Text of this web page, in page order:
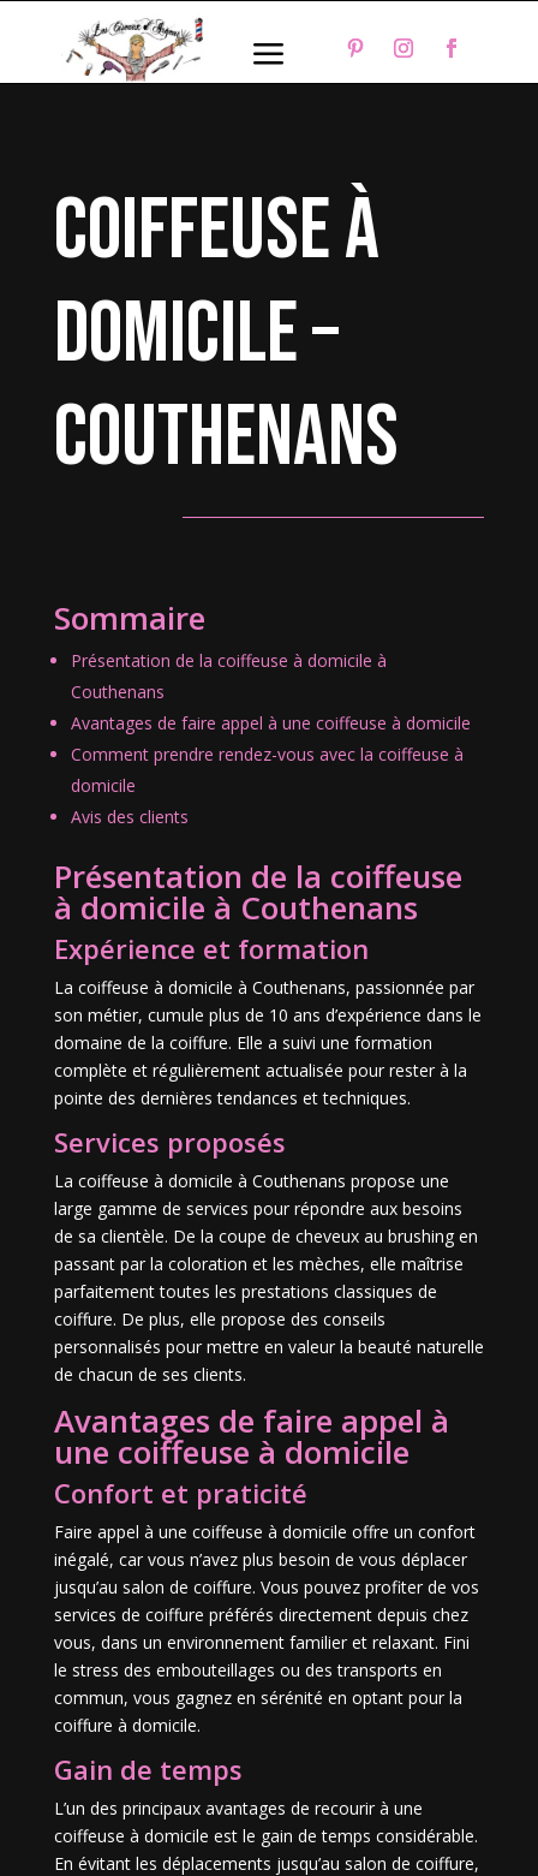
a
coiffeuse à
domicile –
Couthenans
Sommaire
Présentation de la coiffeuse à domicile à
Couthenans
Avantages de faire appel à une coiffeuse à domicile
Comment prendre rendez-vous avec la coiffeuse à
domicile
Avis des clients
Présentation de la coiffeuse
à domicile à Couthenans
Expérience et formation
La coiffeuse à domicile à Couthenans, passionnée par
son métier, cumule plus de 10 ans d’expérience dans le
domaine de la coiffure. Elle a suivi une formation
complète et régulièrement actualisée pour rester à la
pointe des dernières tendances et techniques.
Services proposés
La coiffeuse à domicile à Couthenans propose une
large gamme de services pour répondre aux besoins
de sa clientèle. De la coupe de cheveux au brushing en
passant par la coloration et les mèches, elle maîtrise
parfaitement toutes les prestations classiques de
coiffure. De plus, elle propose des conseils
personnalisés pour mettre en valeur la beauté naturelle
de chacun de ses clients.
Avantages de faire appel à
une coiffeuse à domicile
Confort et praticité
Faire appel à une coiffeuse à domicile offre un confort
inégalé, car vous n’avez plus besoin de vous déplacer
jusqu’au salon de coiffure. Vous pouvez profiter de vos
services de coiffure préférés directement depuis chez
vous, dans un environnement familier et relaxant. Fini
le stress des embouteillages ou des transports en
commun, vous gagnez en sérénité en optant pour la
coiffure à domicile.
Gain de temps
L’un des principaux avantages de recourir à une
coiffeuse à domicile est le gain de temps considérable.
En évitant les déplacements jusqu’au salon de coiffure,